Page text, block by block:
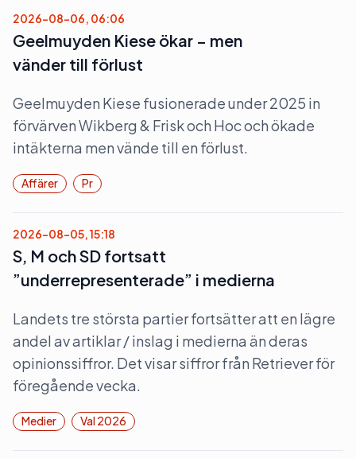
2026-08-06, 06:06
Geelmuyden Kiese ökar – men
vänder till förlust
Geelmuyden Kiese fusionerade under 2025 in
förvärven Wikberg & Frisk och Hoc och ökade
intäkterna men vände till en förlust.
Affärer Pr
2026-08-05, 15:18
S, M och SD fortsatt
”underrepresenterade” i medierna
Landets tre största partier fortsätter att en lägre
andel av artiklar / inslag i medierna än deras
opinionssiffror. Det visar siffror från Retriever för
föregående vecka.
Medier Val 2026